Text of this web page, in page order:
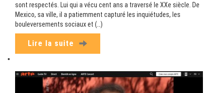
sont respectés. Lui qui a vécu cent ans a traversé le XXe siècle. De
Mexico, sa ville, il a patiemment capturé les inquiétudes, les
bouleversements sociaux et (…)
Lire la suite